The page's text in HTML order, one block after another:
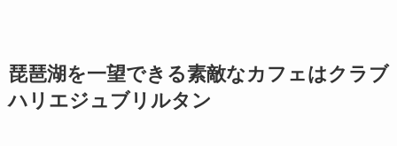
琵琶湖を一望できる素敵なカフェはクラブ
ハリエジュブリルタン